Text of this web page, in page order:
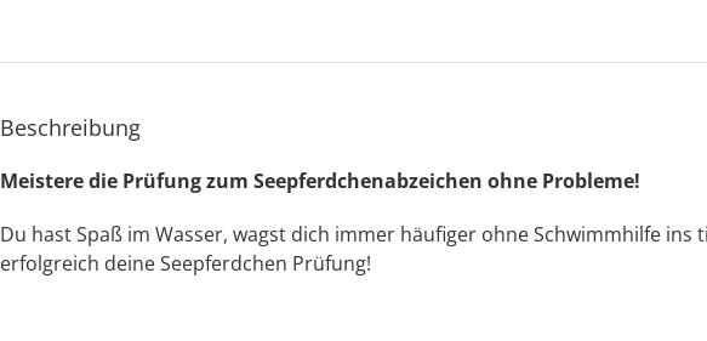
Menge
Beschreibung
Meistere die Prüfung zum Seepferdchenabzeichen ohne Probleme!
Du hast Spaß im Wasser, wagst dich immer häufiger ohne Schwimmhilfe
erfolgreich deine Seepferdchen Prüfung!